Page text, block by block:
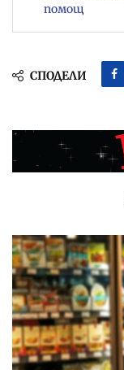
помощ
СПОДЕЛИ